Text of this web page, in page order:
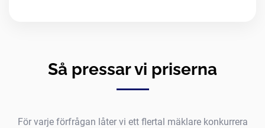
Så pressar vi priserna
För varje förfrågan låter vi ett flertal mäklare konkurrera